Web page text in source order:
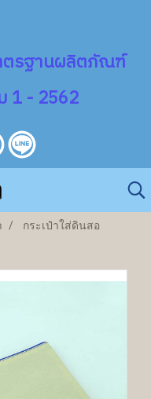
ตรฐานผลิตภัณฑ์
1 - 2562
กระเป๋าใส่ดินสอ